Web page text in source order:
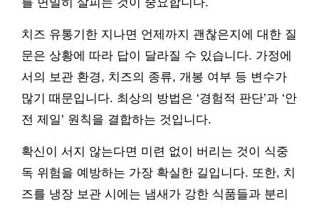
를 면밀히 살피는 것이 중요합니다.
치즈 유통기한 지나면 언제까지 괜찮은지에 대한 질
문은 상황에 따라 답이 달라질 수 있습니다. 가정에
서의 보관 환경, 치즈의 종류, 개봉 여부 등 변수가
많기 때문입니다. 최상의 방법은 ‘경험적 판단’과 ‘안
전 제일’ 원칙을 결합하는 것입니다.
확신이 서지 않는다면 미련 없이 버리는 것이 식중
독 위험을 예방하는 가장 확실한 길입니다. 또한, 치
즈를 냉장 보관 시에는 냄새가 강한 식품들과 분리